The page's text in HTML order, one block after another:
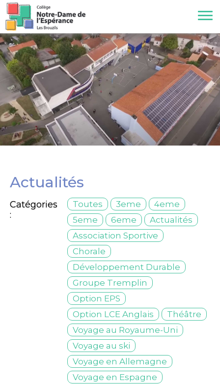
College Notre-Dame
Actualités
Catégories
:
Toutes 3eme
4eme
5eme
6eme
Actualités
Association Sportive
Chorale
Développement Durable
Groupe Tremplin
Option EPS
Option LCE Anglais
Théâtre
Voyage au Royaume-Uni
Voyage au ski
Voyage en Allemagne
Voyage en Espagne